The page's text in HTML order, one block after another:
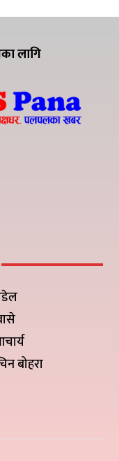
लागि
बोहरा